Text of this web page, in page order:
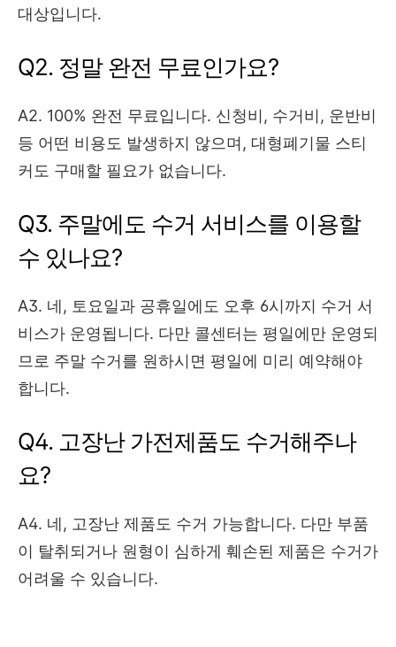
대상입니다.
Q2. 정말 완전 무료인가요?
A2. 100% 완전 무료입니다. 신청비, 수거비, 운반비
등 어떤 비용도 발생하지 않으며, 대형폐기물 스티
커도 구매할 필요가 없습니다.
Q3. 주말에도 수거 서비스를 이용할
수 있나요?
A3. 네, 토요일과 공휴일에도 오후 6시까지 수거 서
비스가 운영됩니다. 다만 콜센터는 평일에만 운영되
므로 주말 수거를 원하시면 평일에 미리 예약해야
합니다.
Q4. 고장난 가전제품도 수거해주나
요?
A4. 네, 고장난 제품도 수거 가능합니다. 다만 부품
이 탈취되거나 원형이 심하게 훼손된 제품은 수거가
어려울 수 있습니다.